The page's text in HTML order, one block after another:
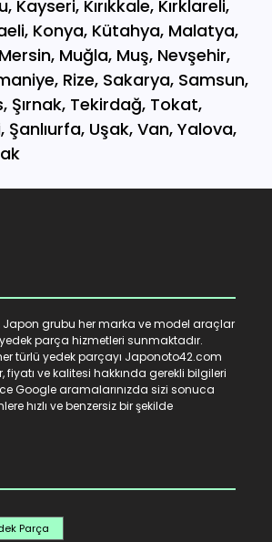
grubu her marka ve model araçlar
yedek parça hizmetleri sunmaktadır.
türlü yedek parçayı Japonoto42.com
fiyatı ve kalitesi hakkında gerekli bilgileri
Google aramalarınızda sizi sonuca
hızlı ve benzersiz bir şekilde
Parça